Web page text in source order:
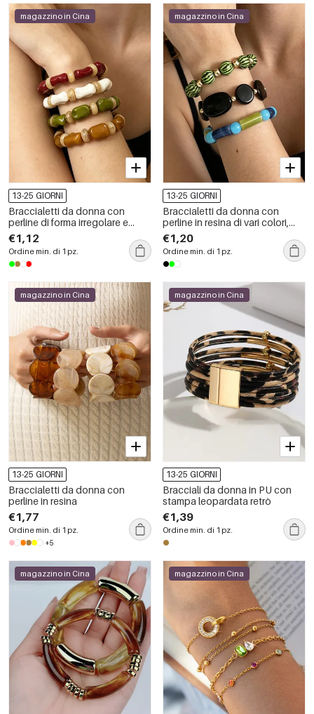
magazzino in Cina
13-25 GIORNI
Braccialetti da donna con
perline di forma irregolare e
colori misti della serie Romantic
Series in resina.
€1,12
Ordine min. di 1 pz.
magazzino in Cina
13-25 GIORNI
Braccialetti da donna con
perline in resina di vari colori,
stile retrò, dalla forma irregolare
e semplice.
€1,20
Ordine min. di 1 pz.
magazzino in Cina
13-25 GIORNI
Braccialetti da donna con
perline in resina
€1,77
Ordine min. di 1 pz.
+5
magazzino in Cina
13-25 GIORNI
Bracciali da donna in PU con
stampa leopardata retrò
€1,39
Ordine min. di 1 pz.
magazzino in Cina magazzino in Cina